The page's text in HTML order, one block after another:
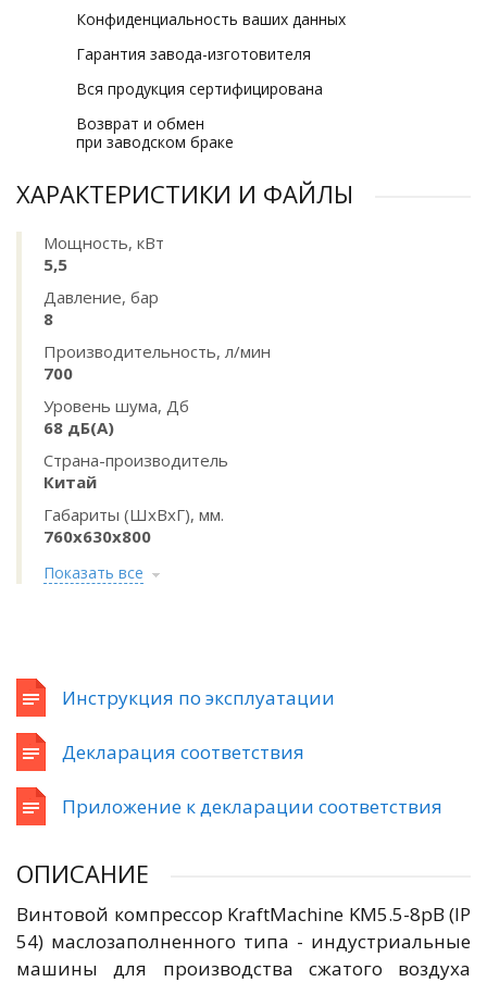
Конфиденциальность ваших данных
Гарантия завода-изготовителя
Вся продукция сертифицирована
Возврат и обмен
при заводском браке
ХАРАКТЕРИСТИКИ И ФАЙЛЫ
Мощность, кВт
5,5
Давление, бар
8
Производительность, л/мин
700
Уровень шума, Дб
68 дБ(А)
Страна-производитель
Китай
Габариты (ШхВхГ), мм.
760x630x800
Показать все
Инструкция по эксплуатации
Декларация соответствия
Приложение к декларации соответствия
ОПИСАНИЕ
Винтовой компрессор KraftMachine KM5.5-8рВ (IP
54) маслозаполненного типа - индустриальные
машины для производства сжатого воздуха